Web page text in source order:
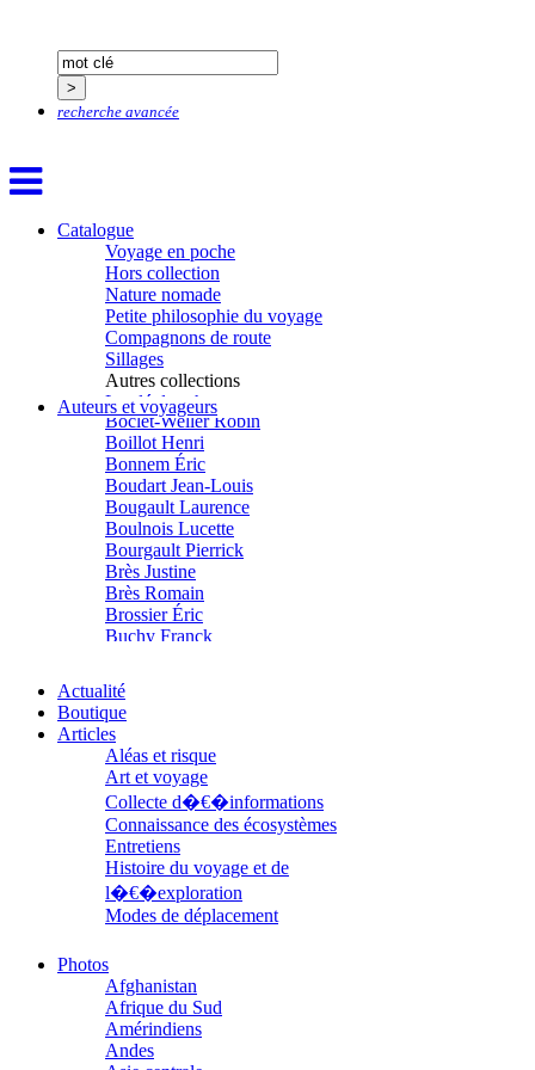
recherche avancée
Catalogue
Voyage en poche
Hors collection
Nature nomade
Petite philosophie du voyage
Compagnons de route
Sillages
Autres collections
La clé des champs
Chemins d’étoiles
Visions
Auteurs et voyageurs
Baujard Jacques
Bazin Sylvain
Bellec Hervé
Bertrandy Antoine
Bezsonov Youri
Bideau Michel-Cosme
Billard Yannick
Blanchet Anne-Lise
Bluntzer Christophe
Bobin Mathieu
Boch Anne-Laure
Boch Julie
Boclet-Weller Robin
Boillot Henri
Bonnem Éric
Boudart Jean-Louis
Bougault Laurence
Boulnois Lucette
Bourgault Pierrick
Brès Justine
Brès Romain
Brossier Éric
Buchy Franck
Buiron Daphné
Busquet Gérard
Cagnat René
Calonne Marc-Antoine
Calvez Tangi
Cann Typhaine
Carbonnaux Stéphan
Caritey Rémi
Carrau Noak
Caufriez Anne
Chérel Guillaume
Chambost Germain
Chapuis Amandine
Chastel Marie
Chaud Marianne
Chenot Philippe
Chicurel Arnaud
Clémenceau Adrien
Actualité
Boutique
Articles
Aléas et risque
Art et voyage
Collecte d�€�informations
Connaissance des écosystèmes
Entretiens
Histoire du voyage et de
l�€�exploration
Modes de déplacement
Parcours choisis
Patrimoine
Petite ethnographie
Portraits
Questions de survie
Réflexions
Photos
Afghanistan
Afrique du Sud
Amérindiens
Andes